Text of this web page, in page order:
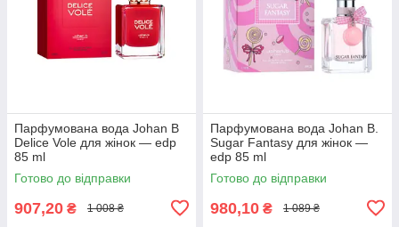
Парфумована вода Johan B
Delice Vole для жінок — edp
85 ml
Готово до відправки
907,20 ₴ 1 008 ₴
Парфумована вода Johan B.
Sugar Fantasy для жінок —
edp 85 ml
Готово до відправки
980,10 ₴ 1 089 ₴